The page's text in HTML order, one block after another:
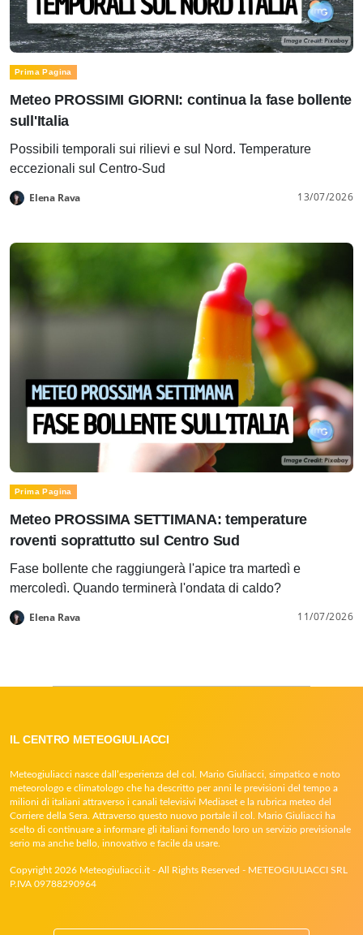
Prima Pagina
Meteo PROSSIMI GIORNI: continua la fase bollente
sull'Italia
Possibili temporali sui rilievi e sul Nord. Temperature
eccezionali sul Centro-Sud
Elena Rava 13/07/2026
Prima Pagina
Meteo PROSSIMA SETTIMANA: temperature
roventi soprattutto sul Centro Sud
Fase bollente che raggiungerà l'apice tra martedì e
mercoledì. Quando terminerà l'ondata di caldo?
Elena Rava 11/07/2026
IL CENTRO METEOGIULIACCI
Meteogiuliacci nasce dall’esperienza del col. Mario Giuliacci, simpatico e noto
meteorologo e climatologo che ha descritto per anni le previsioni del tempo a
milioni di italiani attraverso i canali televisivi Mediaset e la rubrica meteo del
Corriere della Sera. Attraverso questo nuovo portale il col. Mario Giuliacci ha
scelto di continuare a informare gli italiani fornendo loro un servizio previsionale
serio ma anche bello, innovativo e facile da usare.
Copyright 2026 Meteogiuliacci.it - All Rights Reserved - METEOGIULIACCI SRL
P.IVA 09788290964